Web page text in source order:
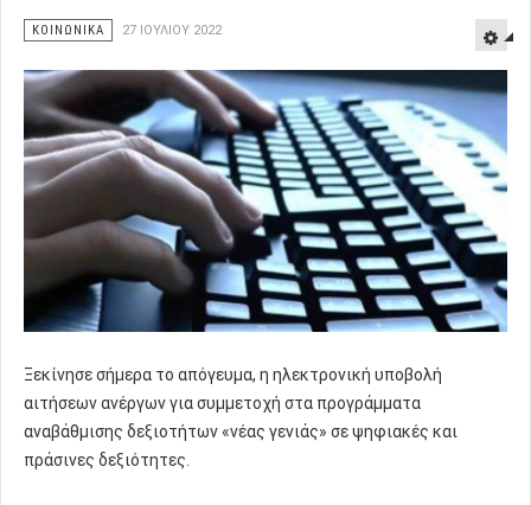
ΚΟΙΝΩΝΙΚΑ 27 ΙΟΥΛΊΟΥ 2022
Ξεκίνησε σήμερα το απόγευμα, η ηλεκτρονική υποβολή
αιτήσεων ανέργων για συμμετοχή στα προγράμματα
αναβάθμισης δεξιοτήτων «νέας γενιάς» σε ψηφιακές και
πράσινες δεξιότητες.